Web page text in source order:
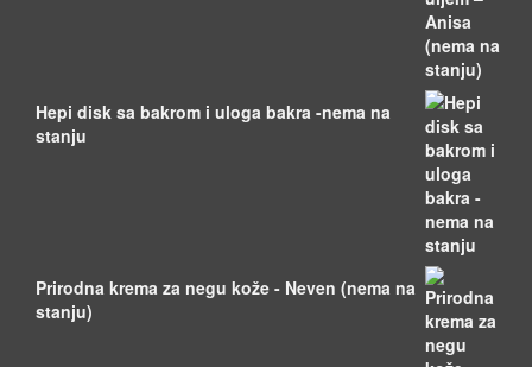
Hepi disk sa bakrom i uloga bakra -nema na
stanju
Prirodna krema za negu kože - Neven (nema na
stanju)